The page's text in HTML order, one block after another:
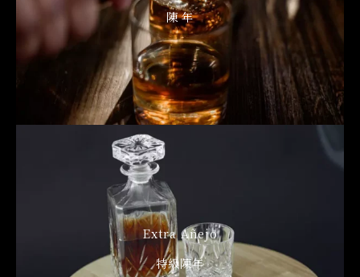
陳 年
Extra Añejo
特級陳年